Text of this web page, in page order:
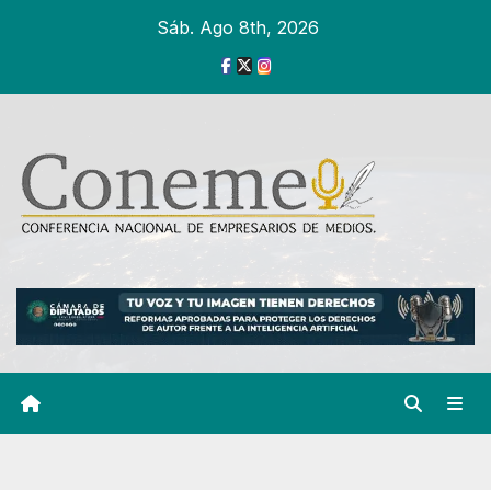
Sáb. Ago 8th, 2026